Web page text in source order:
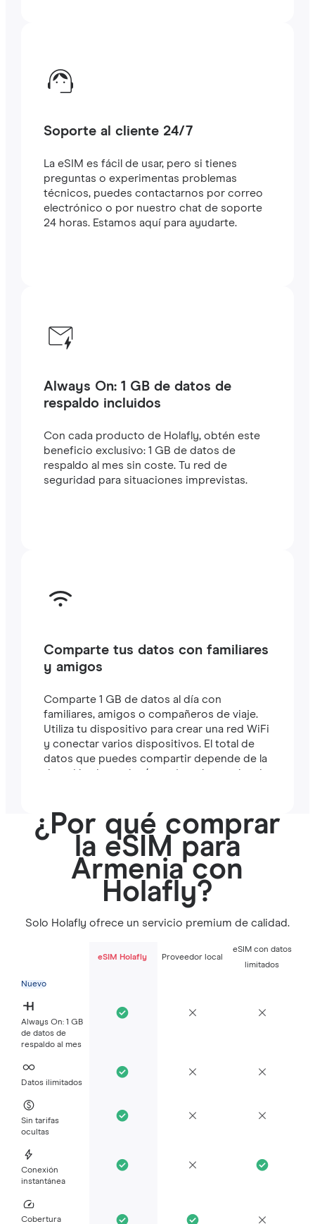
Soporte al cliente 24/7
La eSIM es fácil de usar, pero si tienes
preguntas o experimentas problemas
técnicos, puedes contactarnos por correo
electrónico o por nuestro chat de soporte
24 horas. Estamos aquí para ayudarte.
Always On: 1 GB de datos de
respaldo incluidos
Con cada producto de Holafly, obtén este
beneficio exclusivo: 1 GB de datos de
respaldo al mes sin coste. Tu red de
seguridad para situaciones imprevistas.
Comparte tus datos con familiares
y amigos
Comparte 1 GB de datos al día con
familiares, amigos o compañeros de viaje.
Utiliza tu dispositivo para crear una red WiFi
y conectar varios dispositivos. El total de
datos que puedes compartir depende de la
duración de tu plan (por ejemplo, un plan de
¿Por qué comprar
la eSIM para
Armenia con
Holafly?
Solo Holafly ofrece un servicio premium de calidad.
eSIM Holafly Proveedor local
eSIM con datos
limitados
Nuevo
Always On: 1 GB
de datos de
respaldo al mes
Datos ilimitados
Sin tarifas
ocultas
Conexión
instantánea
Cobertura